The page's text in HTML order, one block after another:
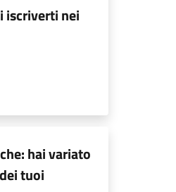
iscriverti nei
hai variato
tuoi